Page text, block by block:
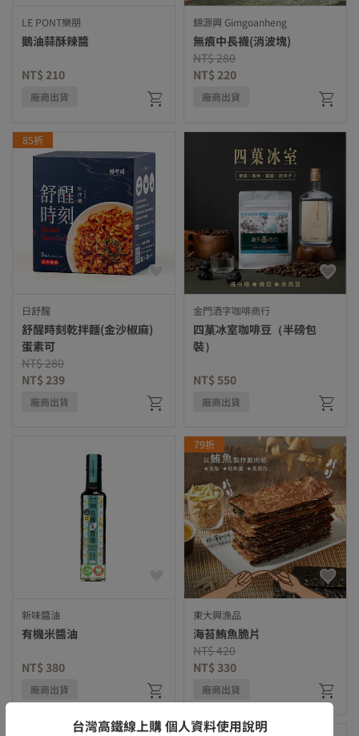
LE PONT樂朋
鵝油蒜酥辣醬
NT$ 210
廠商出貨
錦源興 Gimgoanheng
無痕中長襪(消波塊)
Price reduced from
NT$ 280to
NT$ 220
廠商出貨
日舒醒
85折
舒醒時刻乾拌麵(金沙椒麻)
蛋素可
Price reduced from
NT$ 280to
NT$ 239
廠商出貨
金門酒字咖啡商行
四菓冰室咖啡豆（半磅包
裝）
NT$ 550
廠商出貨
新味醬油
有機米醬油
NT$ 380
廠商出貨
東大興漁品
79折
海苔鮪魚脆片
Price reduced from
NT$ 420to
NT$ 330
廠商出貨
台灣高鐵線上購 個人資料使用說明